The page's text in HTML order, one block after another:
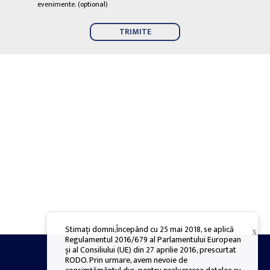
evenimente. (optional)
Stimați domni,Începând cu 25 mai 2018, se aplică
Regulamentul 2016/679 al Parlamentului European
și al Consiliului (UE) din 27 aprilie 2016, prescurtat
RODO. Prin urmare, avem nevoie de
X